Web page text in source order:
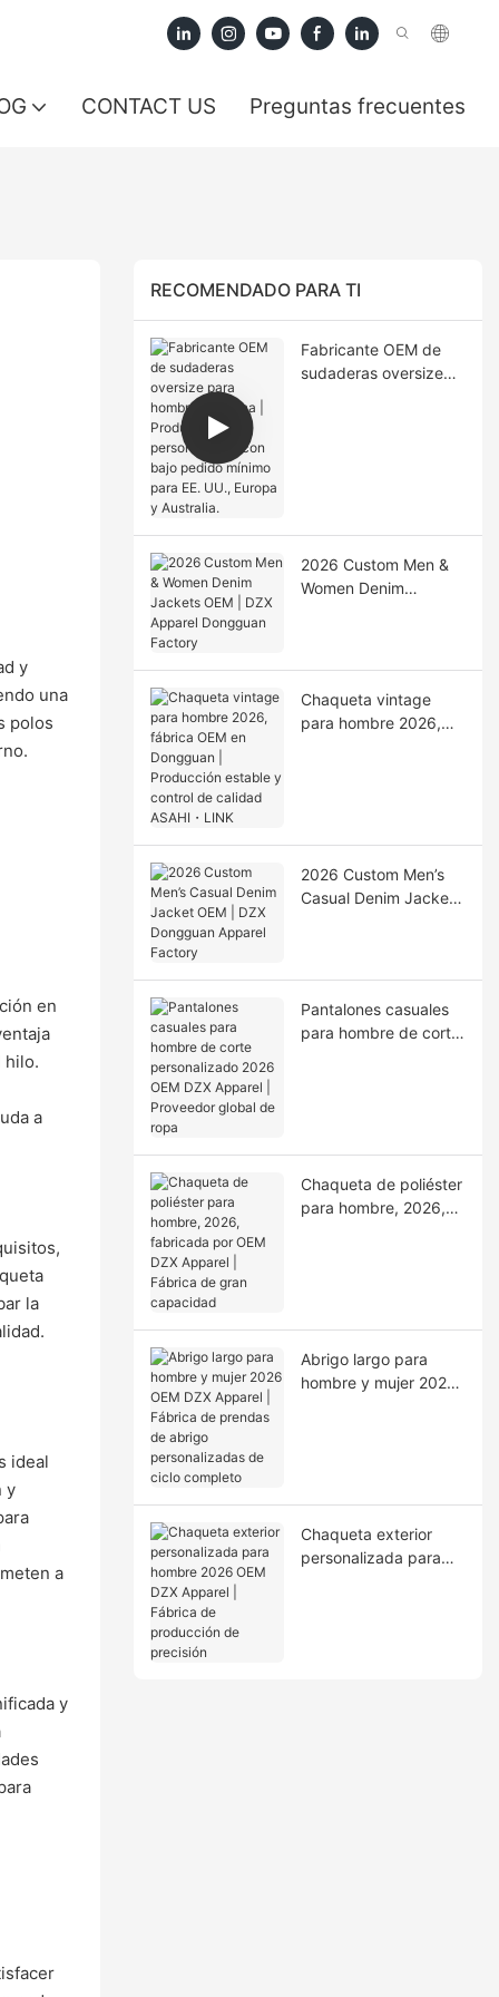
CONTACT US Preguntas frecuentes
y
una
polos
en
hilo.
a
la
ideal
y
a
y
RECOMENDADO PARA TI
Fabricante OEM de
sudaderas oversize
2026 Custom Men &
Women Denim
Chaqueta vintage
para hombre 2026,
2026 Custom Men’s
Casual Denim Jacket
Pantalones casuales
para hombre de corte
Chaqueta de poliéster
para hombre, 2026,
Abrigo largo para
hombre y mujer 2026
Chaqueta exterior
personalizada para